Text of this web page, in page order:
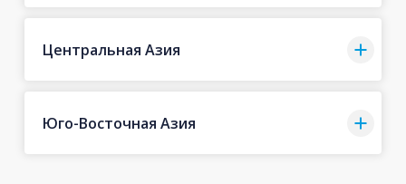
Центральная Азия
Юго-Восточная Азия